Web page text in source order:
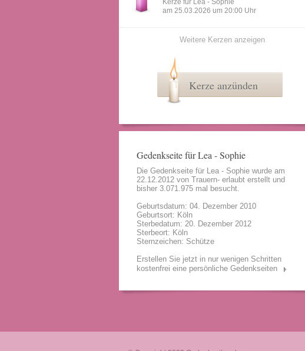
Kerze für Lea - Sophie
am 25.03.2026 um 20:00 Uhr
Weitere Kerzen anzeigen
Kerze anzünden
Gedenkseite für Lea - Sophie
Die Gedenkseite für Lea - Sophie wurde am
22.12.2012 von Trauern- erlaubt erstellt und
bisher 3.071.975 mal besucht.
Geburtsdatum: 04. Dezember 2010
Geburtsort: Köln
Sterbedatum: 20. Dezember 2012
Sterbeort: Köln
Sternzeichen: Schütze
Erstellen Sie jetzt in nur wenigen Schritten
kostenfrei eine persönliche Gedenkseiten